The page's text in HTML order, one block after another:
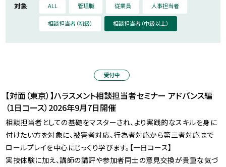
対象 ALL 管理職 従業員 人事担当者
相談担当者（初級） 相談担当者（中級以上）
受付中
【対面（東京）】ハラスメント相談担当者セミナー アドバンス編
（1日コース）2026年9月7日開催
相談担当者としての基礎をマスターされ、より実践的なスキルを身に
付けたい方を対象に、被害者対応、行為者対応から第三者対応まで
ロールプレイを中心にじっくり学びます。【一日コース】
実技体験に加え、講師の講評や参加者同士の意見交換が貴重な気づ